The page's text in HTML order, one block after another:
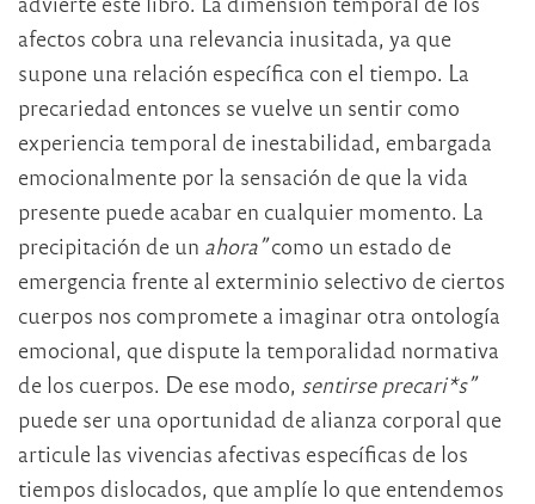
afectos cobra una relevancia inusitada, ya que
supone una relación específica con el tiempo. La
precariedad entonces se vuelve un sentir como
experiencia temporal de inestabilidad, embargada
emocionalmente por la sensación de que la vida
presente puede acabar en cualquier momento. La
precipitación de un ahora”como un estado de
emergencia frente al exterminio selectivo de ciertos
cuerpos nos compromete a imaginar otra ontología
emocional, que dispute la temporalidad normativa
de los cuerpos. De ese modo, sentirse precari*s”
puede ser una oportunidad de alianza corporal que
articule las vivencias afectivas específicas de los
tiempos dislocados, que amplíe lo que entendemos